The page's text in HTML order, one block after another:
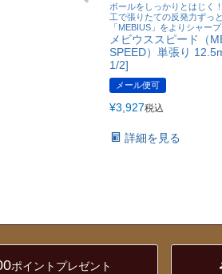
ボールをしっかりとはじく
工で張りたての反発力ずっ
「MEBIUS」をよりシャープ
メビウススピード（
SPEED）単張り
1/2]
メール便可
¥3,927税込
詳細を見る
ポイントプレゼント